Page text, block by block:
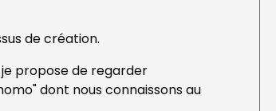
de création.
propose de regarder
dont nous connaissons au